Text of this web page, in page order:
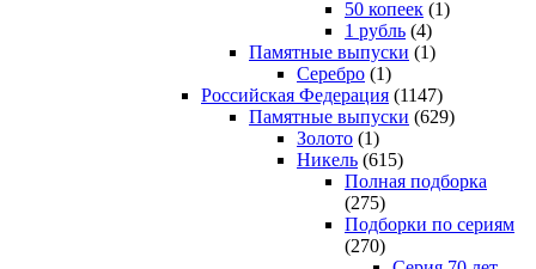
50 копеек (1)
1 рубль (4)
Памятные выпуски (1)
Серебро (1)
Российская Федерация (1147)
Памятные выпуски (629)
Золото (1)
Никель (615)
Полная подборка
(275)
Подборки по сериям
(270)